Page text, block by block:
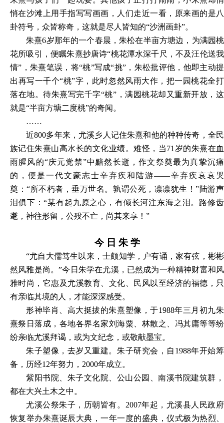
悄在沙滩上用手指写写画画，人们走近一看，原来画的是八
卦符号，众皆称奇，这就是尽人皆知的“沙洲画卦”。
朱熹6岁那年的一个春晨，朱松在半亩方塘边，为满园桃
花所吸引，便瞩朱熹抄唐诗“桃花潭水深千尺，不及汪伦送我
情”，朱熹笔误，将“桃”写成“挑”，朱松批评他，他即主动提
出再写一千个“桃”字，此时忽然风雨大作，把一园桃花全打
落在地。待朱熹写完千字“桃”，满园桃花却又重新开放，这
就是“半亩方塘二度桃”的奇闻。
……
近800多年来，尤溪乡人记住朱熹和他的种种传奇，全民
族记住朱熹山高水长的文化业绩。难怪，当71岁的朱熹在血
雨腥风的“庆元党禁”中黯然长逝，作文祭奠最为真挚沉痛
的，便是一代文豪志士辛弃疾和陆游——辛弃疾哀哀哭
奠：“所不朽者，垂万世名。孰谓公死，凛凛犹生！”陆游声
泪俱下：“某有起九原之心，有倾长河注东海之泪。路修齿
耄，神往形留，公殁不亡，尚其来享！”
今 日 朱 学
“尤自大儒笃生以来，士颇知学，户有诵，家有弦，彬彬
然风雅是尚。”今日朱学在尤溪，已然成为一种精神财富和风
雅时尚，它惠及尤溪教育、文化、民风以至经济的福德，只
有亲临其境的人，才能深深感受。
形神毕肖、高大挺拔的朱熹塑像，于1988年三月初九朱
熹祭日落成，各地各界名家刘海粟、林散之、冯其庸等等纷
纷亲临尤溪拜谒，或为文纪念，或敬献墨宝。
朱子塑像，去岁又重建。朱子研究会，自 1988年开始筹
备，历经12年努力，2000年成立。
紫阳书院、朱子文化院、公山公园、南溪书院建筑群，
都在大兴土木之中。
尤溪公祭朱子，历朝皆有。 2007年起，尤溪县人民政府
恢复举办朱熹诞辰大典，一年一度的盛典，仪式极为热烈、